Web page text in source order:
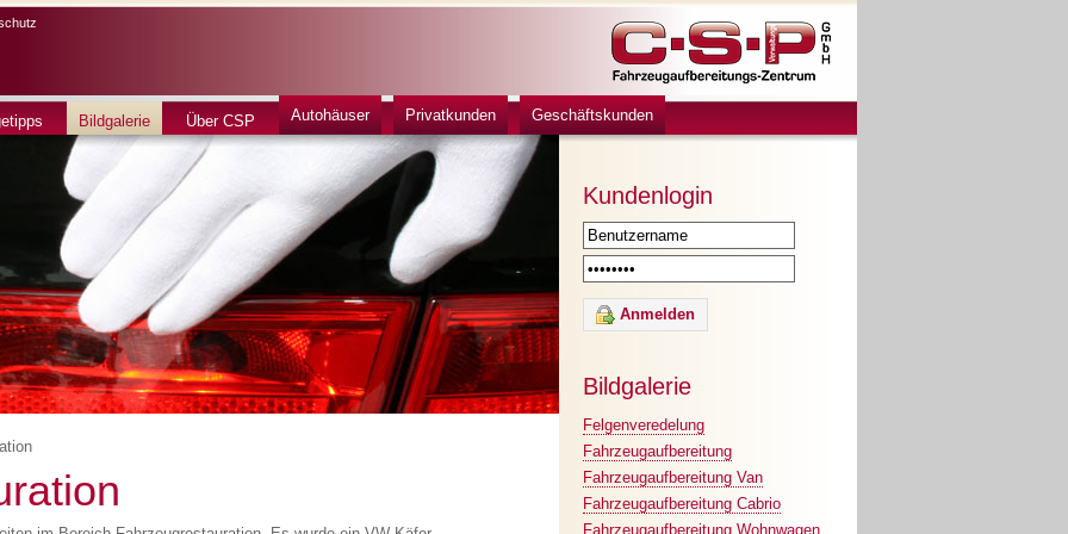
Bildgalerie Über CSP Autohäuser Privatkunden Geschäftskunden
Kundenlogin
Bildgalerie
Felgenveredelung
Fahrzeugaufbereitung
Fahrzeugaufbereitung Van
Fahrzeugaufbereitung Cabrio
Fahrzeugaufbereitung Wohnwagen